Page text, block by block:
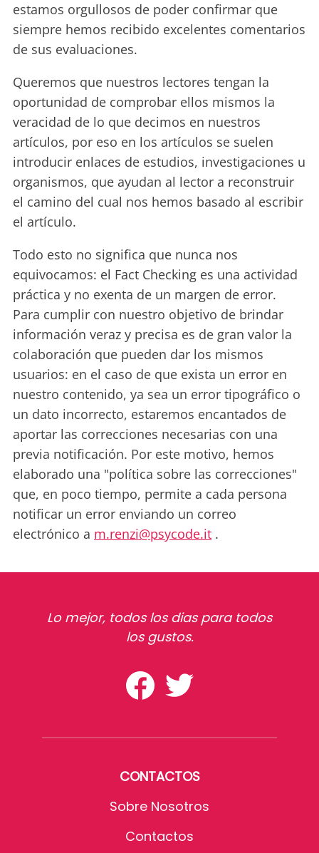
estamos orgullosos de poder confirmar que
siempre hemos recibido excelentes comentarios
de sus evaluaciones.
Queremos que nuestros lectores tengan la
oportunidad de comprobar ellos mismos la
veracidad de lo que decimos en nuestros
artículos, por eso en los artículos se suelen
introducir enlaces de estudios, investigaciones u
organismos, que ayudan al lector a reconstruir
el camino del cual nos hemos basado al escribir
el artículo.
Todo esto no significa que nunca nos
equivocamos: el Fact Checking es una actividad
práctica y no exenta de un margen de error.
Para cumplir con nuestro objetivo de brindar
información veraz y precisa es de gran valor la
colaboración que pueden dar los mismos
usuarios: en el caso de que exista un error en
nuestro contenido, ya sea un error tipográfico o
un dato incorrecto, estaremos encantados de
aportar las correcciones necesarias con una
previa notificación. Por este motivo, hemos
elaborado una "política sobre las correcciones"
que, en poco tiempo, permite a cada persona
notificar un error enviando un correo
electrónico a m.renzi@psycode.it .
Lo mejor, todos los dias para todos
los gustos.
CONTACTOS
Sobre Nosotros
Contactos